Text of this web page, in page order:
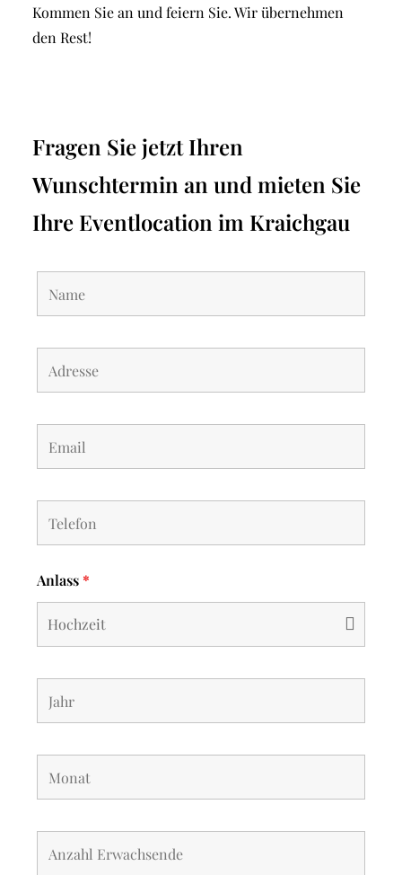
Kommen Sie an und feiern Sie. Wir übernehmen
den Rest!
Fragen Sie jetzt Ihren
Wunschtermin an und mieten Sie
Ihre Eventlocation im Kraichgau
Anlass *